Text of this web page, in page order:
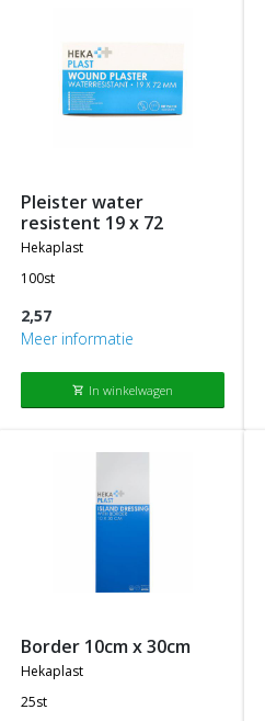
pleister water
resistent 19 x 72
hekaplast
100st
2,57
Meer informatie
shopping_cart In winkelwagen
border 10cm x 30cm
hekaplast
25st